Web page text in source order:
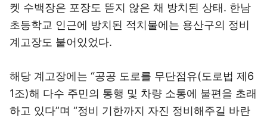
켓 수백장은 포장도 뜯지 않은 채 방치된 상태. 한남
초등학교 인근에 방치된 적치물에는 용산구의 정비
계고장도 붙어있었다.
해당 계고장에는 “공공 도로를 무단점유(도로법 제6
1조)해 다수 주민의 통행 및 차량 소통에 불편을 초래
하고 있다”며 “정비 기한까지 자진 정비해주길 바란